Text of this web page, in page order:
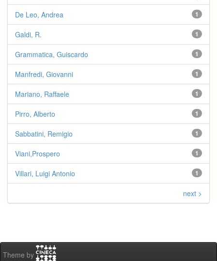
1
De Leo, Andrea
1
Galdi, R.
1
Grammatica, Guiscardo
1
Manfredi, Giovanni
1
Mariano, Raffaele
1
Pirro, Alberto
1
Sabbatini, Remigio
1
Viani,Prospero
1
Villari, Luigi Antonio
next >
Theme by